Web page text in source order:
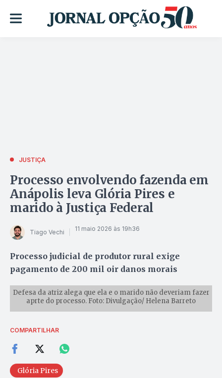
JUSTIÇA
Processo envolvendo fazenda em
Anápolis leva Glória Pires e
marido à Justiça Federal
Tiago Vechi 11 maio 2026 às 19h36
Processo judicial de produtor rural exige
pagamento de 200 mil oir danos morais
Defesa da atriz alega que ela e o marido não deveriam fazer
aprte do processo. Foto: Divulgação/ Helena Barreto
COMPARTILHAR
Glória Pires